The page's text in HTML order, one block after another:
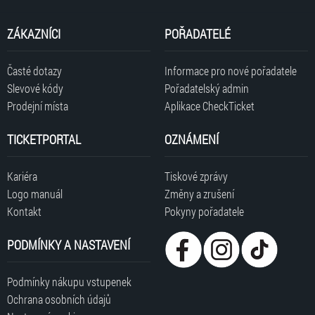
ZÁKAZNÍCI
Časté dotazy
Slevové kódy
Prodejní místa
POŘADATELÉ
Informace pro nové pořadatele
Pořadatelský admin
Aplikace CheckTicket
TICKETPORTAL
Kariéra
Logo manuál
Kontakt
OZNÁMENÍ
Tiskové zprávy
Změny a zrušení
Pokyny pořadatele
PODMÍNKY A NASTAVENÍ
Podmínky nákupu vstupenek
Ochrana osobních údajů